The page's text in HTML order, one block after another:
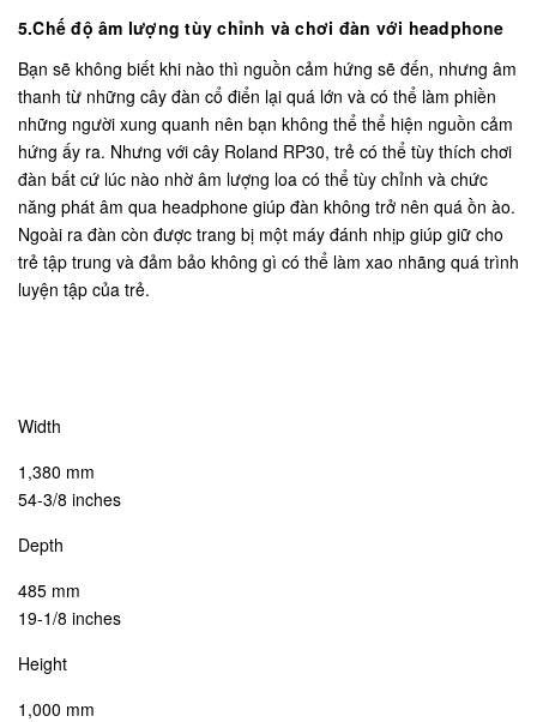
5.Chế độ âm lượng tùy chỉnh và chơi đàn với headphone
Bạn sẽ không biết khi nào thì nguồn cảm hứng sẽ đến, nhưng âm
thanh từ những cây đàn cổ điển lại quá lớn và có thể làm phiền
những người xung quanh nên bạn không thể thể hiện nguồn cảm
hứng ấy ra. Nhưng với cây Roland RP30, trẻ có thể tùy thích chơi
đàn bất cứ lúc nào nhờ âm lượng loa có thể tùy chỉnh và chức
năng phát âm qua headphone giúp đàn không trở nên quá ồn ào.
Ngoài ra đàn còn được trang bị một máy đánh nhịp giúp giữ cho
trẻ tập trung và đảm bảo không gì có thể làm xao nhãng quá trình
luyện tập của trẻ.
Width
1,380 mm
54-3/8 inches
Depth
485 mm
19-1/8 inches
Height
1,000 mm